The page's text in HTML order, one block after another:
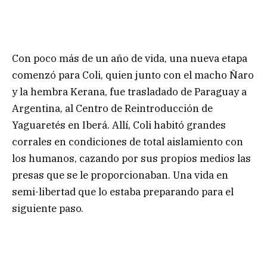
Con poco más de un año de vida, una nueva etapa
comenzó para Coli, quien junto con el macho Ñaro
y la hembra Kerana, fue trasladado de Paraguay a
Argentina, al Centro de Reintroducción de
Yaguaretés en Iberá. Allí, Coli habitó grandes
corrales en condiciones de total aislamiento con
los humanos, cazando por sus propios medios las
presas que se le proporcionaban. Una vida en
semi-libertad que lo estaba preparando para el
siguiente paso.